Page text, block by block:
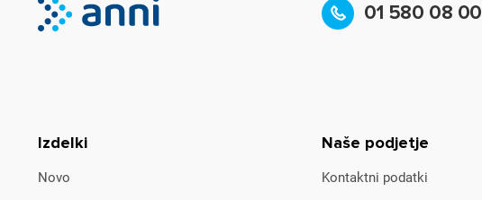
01 580 08 00
Izdelki
Novo
Naše podjetje
Kontaktni podatki